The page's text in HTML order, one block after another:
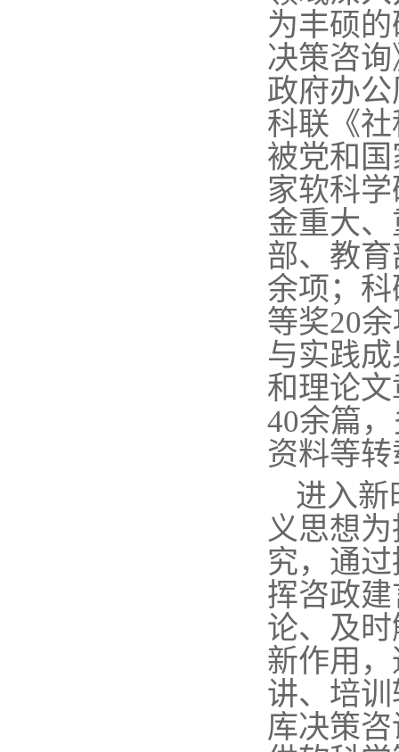
为丰硕
决策咨
政府办
科联 《
被党和
家软科
金重大
部、教育
余项；
等奖20
与实践
和理论文
40余篇
资料等
进入新
义思想
究，通
挥咨政
论、及
新作用
讲、培
库决策